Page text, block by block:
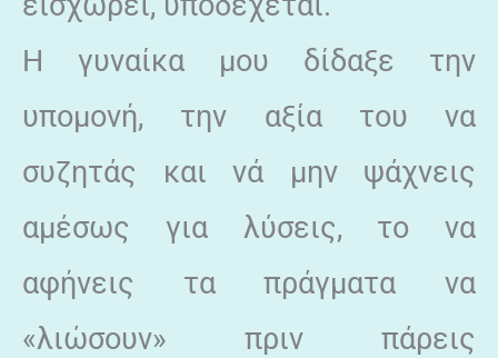
Η γυναίκα μου δίδαξε την
υπομονή, την αξία του να
συζητάς και νά μην ψάχνεις
αμέσως για λύσεις, το να
αφήνεις τα πράγματα να
«λιώσουν» πριν πάρεις